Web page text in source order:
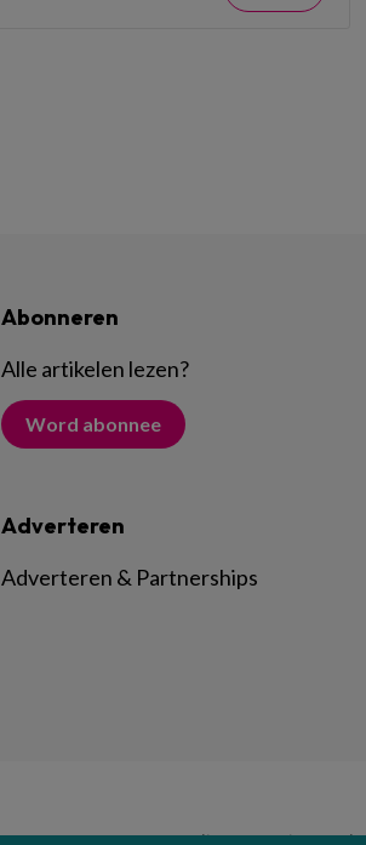
Abonneren
Alle artikelen lezen?
Word abonnee
Adverteren
Adverteren & Partnerships